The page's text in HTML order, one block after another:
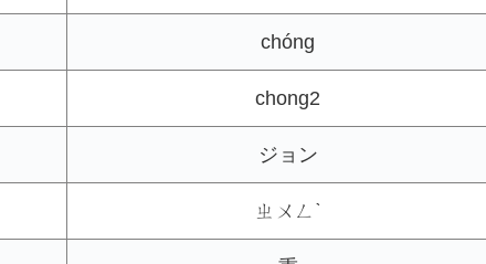
chóng
chong2
ジョン
ㄓㄨㄥˋ